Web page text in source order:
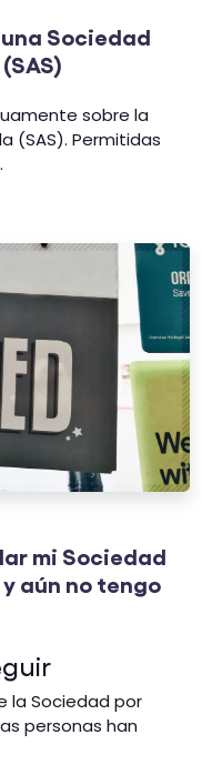
Sociedad
sobre la
(SAS). Permitidas
mi Sociedad
aún no tengo
la Sociedad por
personas han